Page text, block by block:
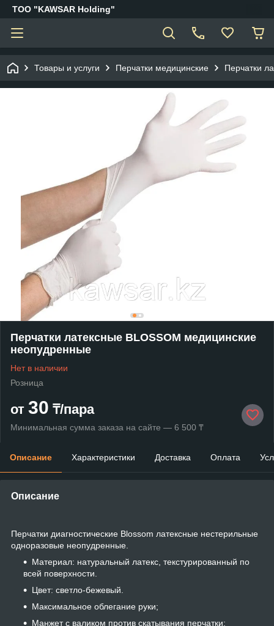
ТОО "KAWSAR Holding"
Товары и услуги Перчатки медицинские Перчатки
Перчатки латексные BLOSSOM медицинские
неопудренные
Нет в наличии
Розница
от 30 ₸/пара
Минимальная сумма заказа на сайте — 6 500 ₸
Описание Характеристики Доставка Оплата
Описание
Перчатки диагностические Blossom латексные нестерильные
одноразовые неопудренные.
Материал: натуральный латекс, текстурированный по
всей поверхности.
Цвет: светло-бежевый.
Максимальное облегание руки;
Манжет с валиком против скатывания перчатки;